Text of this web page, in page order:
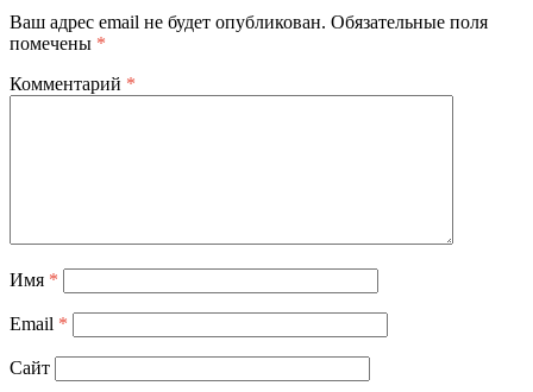
Ваш адрес email не будет опубликован. Обязательные поля
помечены *
Комментарий *
Имя *
Email *
Сайт